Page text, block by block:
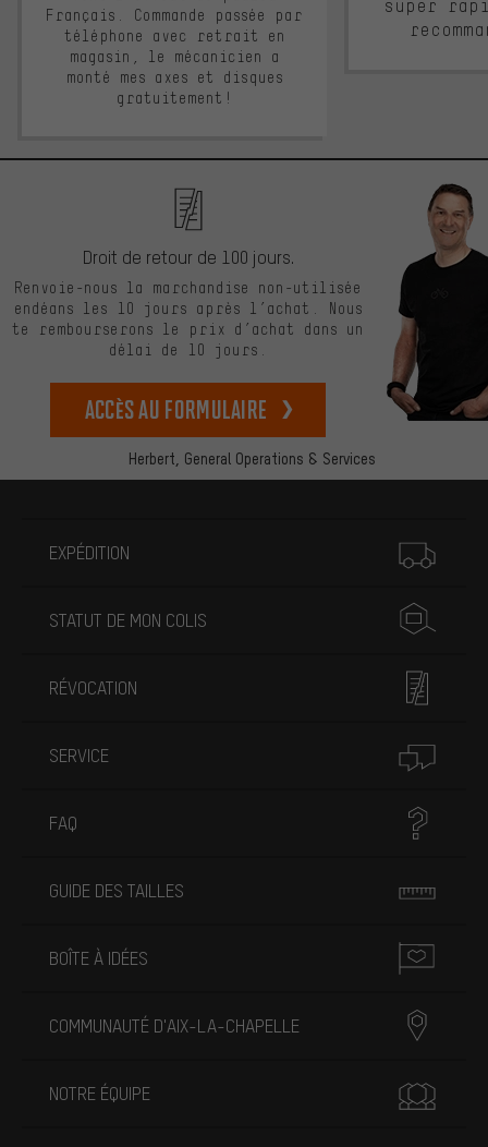
Français. Commande passée par
téléphone avec retrait en
magasin, le mécanicien a
monté mes axes et disques
gratuitement!
super
Herbert, General Operations & Services
Droit de retour de 100 jours.
Renvoie-nous la marchandise non-utilisée
endéans les 10 jours après l’achat. Nous
te rembourserons le prix d’achat dans un
délai de 10 jours.
Accès au formulaire
EXPÉDITION
STATUT DE MON COLIS
RÉVOCATION
SERVICE
FAQ
GUIDE DES TAILLES
BOÎTE À IDÉES
COMMUNAUTÉ D'AIX-LA-CHAPELLE
NOTRE ÉQUIPE